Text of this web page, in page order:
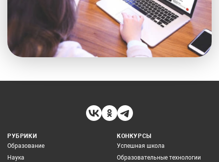
РУБРИКИ
Образование
Наука
КОНКУРСЫ
Успешная школа
Образовательные технологии